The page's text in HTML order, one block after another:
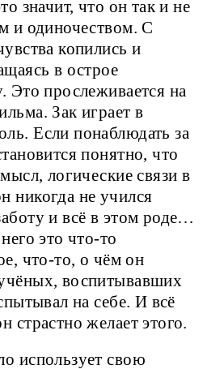
значит, что он так и не
и одиночеством. С
копились и
в острое
Это прослеживается на
Зак играет в
Если понаблюдать за
понятно, что
логические связи в
никогда не учился
и всё в этом роде…
это что-то
что-то, о чём он
воспитывавших
на себе. И всё
страстно желает этого.
использует свою